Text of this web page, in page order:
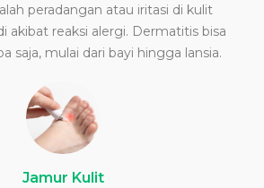
peradangan atau iritasi di kulit
akibat reaksi alergi. Dermatitis bisa
saja, mulai dari bayi hingga lansia.
Jamur Kulit